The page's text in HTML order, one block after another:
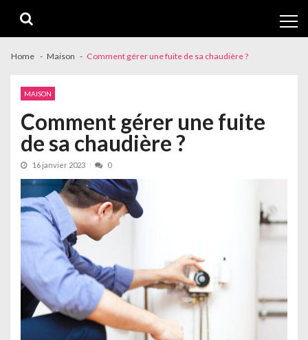
navigation
content
Home Maison Comment gérer une fuite de sa chaudière ?
MAISON
Comment gérer une fuite
de sa chaudière ?
16 janvier 2023 0